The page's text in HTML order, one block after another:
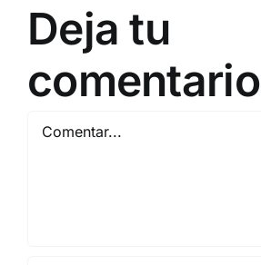
Deja tu
comentario